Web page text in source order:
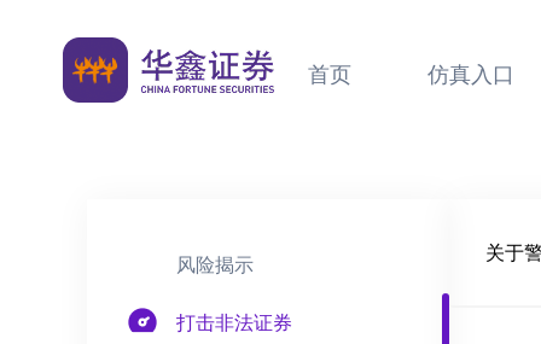
首页 仿真入口
风险揭示
打击非法证券